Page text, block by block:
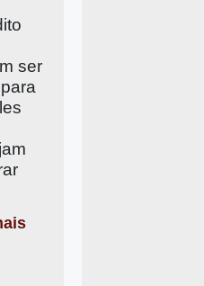
ser